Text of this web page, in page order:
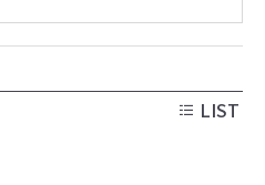
LIST